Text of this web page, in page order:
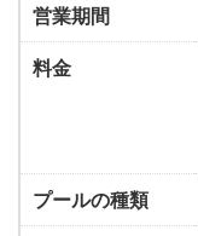
営業期間
料金
プールの種類